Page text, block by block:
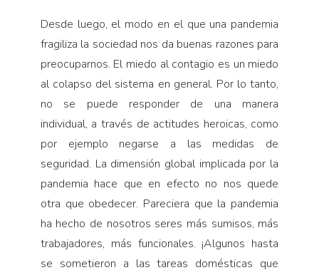
Desde luego, el modo en el que una pandemia
fragiliza la sociedad nos da buenas razones para
preocuparnos. El miedo al contagio es un miedo
al colapso del sistema en general. Por lo tanto,
no se puede responder de una manera
individual, a través de actitudes heroicas, como
por ejemplo negarse a las medidas de
seguridad. La dimensión global implicada por la
pandemia hace que en efecto no nos quede
otra que obedecer. Pareciera que la pandemia
ha hecho de nosotros seres más sumisos, más
trabajadores, más funcionales. ¡Algunos hasta
se sometieron a las tareas domésticas que